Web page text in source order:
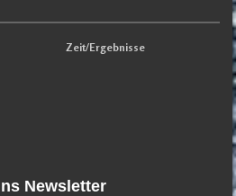
Zeit/Ergebnisse
Newsletter